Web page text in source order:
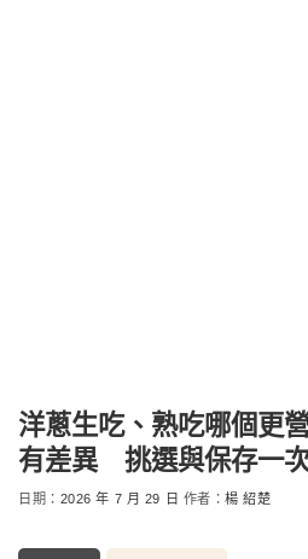
洋蔥生吃、熟吃哪個更
有差異 挑選與保存一
日期： 2026 年 7 月 29 日 作者：楊 紹楚